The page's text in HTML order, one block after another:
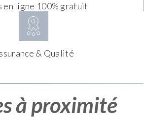
en ligne 100% gratuit
& Qualité
à proximité